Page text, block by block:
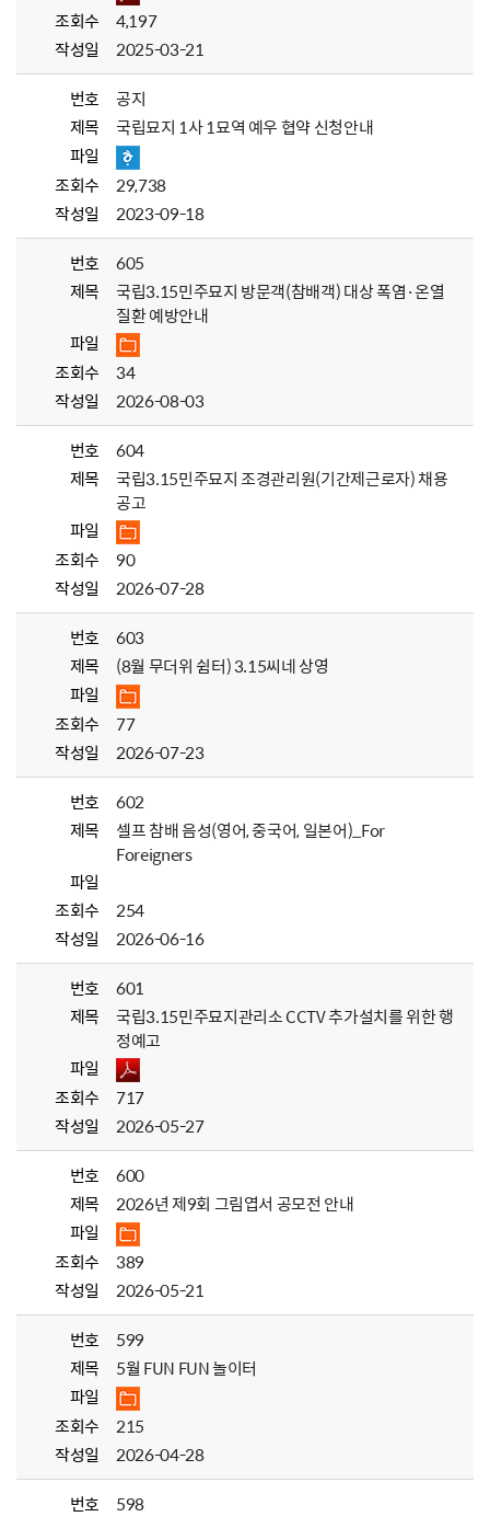
조회수
4,197
작성일
2025-03-21
번호
공지
제목
국립묘지 1사 1묘역 예우 협약 신청안내
파일
조회수
29,738
작성일
2023-09-18
번호
605
제목
국립3.15민주묘지 방문객(참배객) 대상 폭염·온열
질환 예방안내
파일
조회수
34
작성일
2026-08-03
번호
604
제목
국립3.15민주묘지 조경관리원(기간제근로자) 채용
공고
파일
조회수
90
작성일
2026-07-28
번호
603
제목
(8월 무더위 쉼터) 3.15씨네 상영
파일
조회수
77
작성일
2026-07-23
번호
602
제목
셀프 참배 음성(영어, 중국어, 일본어)_For
Foreigners
파일
조회수
254
작성일
2026-06-16
번호
601
제목
국립3.15민주묘지관리소 CCTV 추가설치를 위한 행
정예고
파일
조회수
717
작성일
2026-05-27
번호
600
제목
2026년 제9회 그림엽서 공모전 안내
파일
조회수
389
작성일
2026-05-21
번호
599
제목
5월 FUN FUN 놀이터
파일
조회수
215
작성일
2026-04-28
번호
598